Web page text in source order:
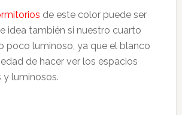
de este color puede ser
idea también si nuestro cuarto
poco luminoso, ya que el blanco
de hacer ver los espacios
y luminosos.